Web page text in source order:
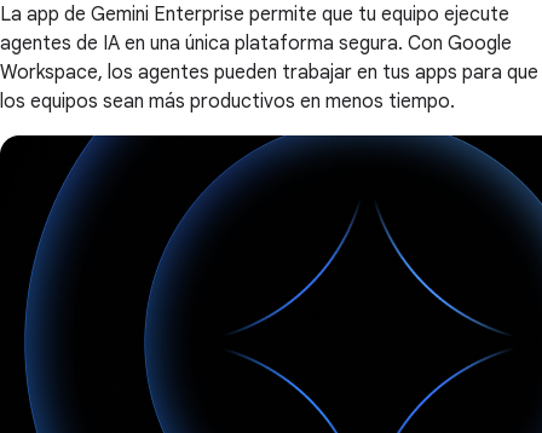
La app de Gemini Enterprise permite que tu equipo ejecute
agentes de IA en una única plataforma segura. Con Google
Workspace, los agentes pueden trabajar en tus apps para que
los equipos sean más productivos en menos tiempo.